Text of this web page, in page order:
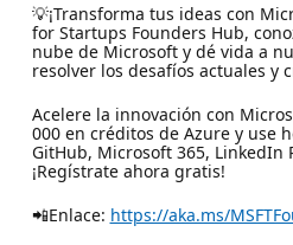
💡¡Transforma tus ideas con
for Startups Founders Hub,
nube de Microsoft y dé vida a
resolver los desafíos actuales y
Acelere la innovación con
000 en créditos de Azure y use
GitHub, Microsoft 365, LinkedIn
¡Regístrate ahora gratis!
📲Enlace: https://aka.ms/